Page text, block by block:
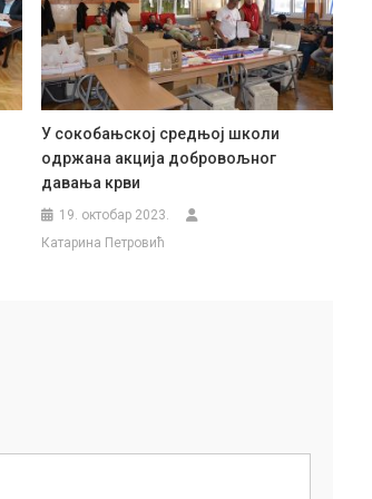
У сокобањској средњој школи
одржана акција добровољног
давања крви
19. октобар 2023.
Катарина Петровић